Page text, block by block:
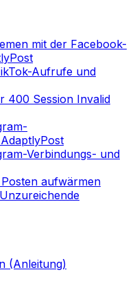
mit der Facebook-
Aufrufe und
400 Session Invalid
Verbindungs- und
aufwärmen
(Anleitung)